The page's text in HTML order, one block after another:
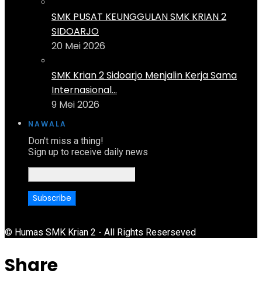
SMK PUSAT KEUNGGULAN SMK KRIAN 2
SIDOARJO
20 Mei 2026
SMK Krian 2 Sidoarjo Menjalin Kerja Sama
Internasional...
9 Mei 2026
NAWALA
Don't miss a thing!
Sign up to receive daily news
© Humas SMK Krian 2 - All Rights Reserseved
Share